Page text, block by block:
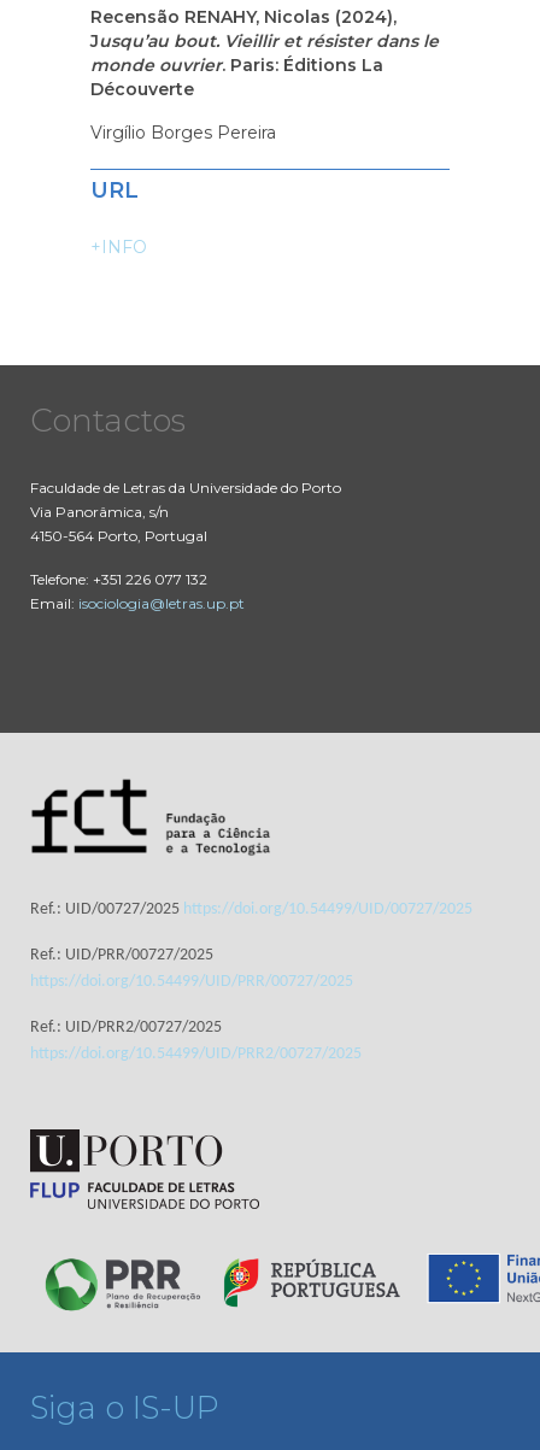
Recensão RENAHY, Nicolas (2024),
Jusqu’au bout. Vieillir et résister dans le
monde ouvrier. Paris: Éditions La
Découverte
Virgílio Borges Pereira
URL
+INFO
Contactos
Faculdade de Letras da Universidade do Porto
Via Panorâmica, s/n
4150-564 Porto, Portugal
Telefone: +351 226 077 132
Email: isociologia@letras.up.pt
Ref.: UID/00727/2025 https://doi.org/10.54499/UID/00727/2025
Ref.: UID/PRR/00727/2025
https://doi.org/10.54499/UID/PRR/00727/2025
Ref.: UID/PRR2/00727/2025
https://doi.org/10.54499/UID/PRR2/00727/2025
Siga o IS-UP